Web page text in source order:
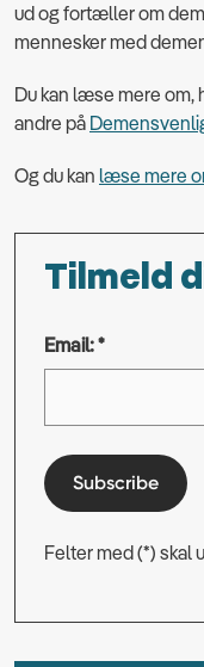
ud og fortæller om
mennesker med
Du kan læse mere
andre på
Og du kan læse mere
Tilmeld
Email: *
Subscribe
Felter med (*) skal